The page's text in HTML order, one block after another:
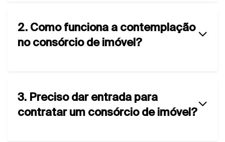
2. Como funciona a contemplação
no consórcio de imóvel?
3. Preciso dar entrada para
contratar um consórcio de imóvel?